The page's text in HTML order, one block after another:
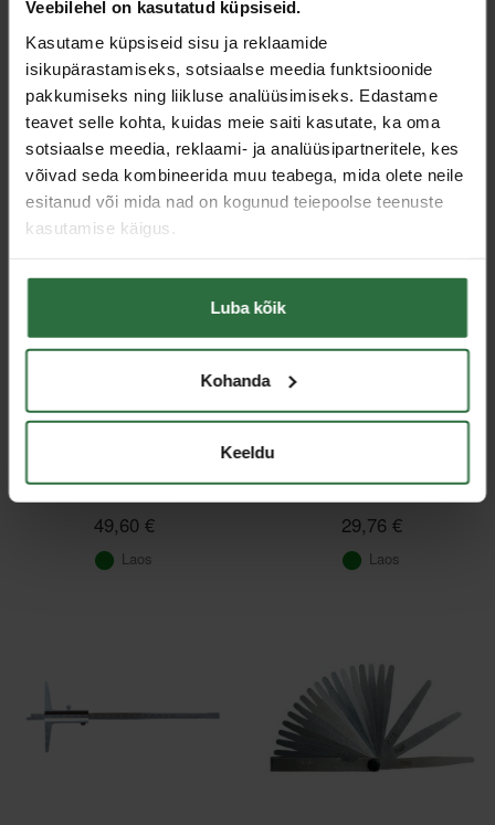
Veebilehel on kasutatud küpsiseid.
Kasutame küpsiseid sisu ja reklaamide
isikupärastamiseks, sotsiaalse meedia funktsioonide
pakkumiseks ning liikluse analüüsimiseks. Edastame
teavet selle kohta, kuidas meie saiti kasutate, ka oma
sotsiaalse meedia, reklaami- ja analüüsipartneritele, kes
võivad seda kombineerida muu teabega, mida olete neile
esitanud või mida nad on kogunud teiepoolse teenuste
kasutamise käigus.
Luba kõik
Kohanda
Keeldu
Elektrooniline nihik 200
mm MIB
93,00 €
Laos
Transpontir MIB 80x120
mm
22,32 €
mm
49,60 €
Laos
mm
29,76 €
Laos